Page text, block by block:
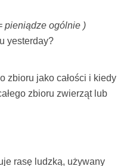
pieniądze ogólnie )
yesterday?
zbioru jako całości i kiedy
zbioru zwierząt lub
rasę ludzką, używany